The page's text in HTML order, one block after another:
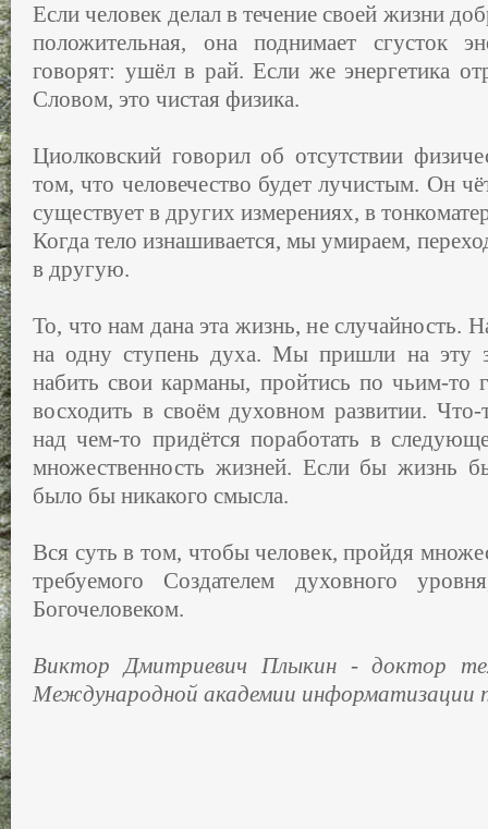
Если человек делал в течение своей жизни
положительная, она поднимает сгусток
говорят: ушёл в рай. Если же энергетика
Словом, это чистая физика.
Циолковский говорил об отсутствии
том, что человечество будет лучистым. Он
существует в других измерениях, в
Когда тело изнашивается, мы умираем,
в другую.
То, что нам дана эта жизнь, не случайность.
на одну ступень духа. Мы пришли на эту
набить свои карманы, пройтись по чьим-то
восходить в своём духовном развитии.
над чем-то придётся поработать в
множественность жизней. Если бы жизнь
было бы никакого смысла.
Вся суть в том, чтобы человек, пройдя
требуемого Создателем духовного
Богочеловеком.
Виктор Дмитриевич Плыкин - доктор
Международной академии